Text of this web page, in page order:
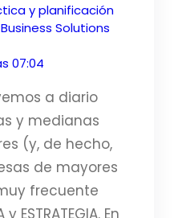
y planificación
Solutions
07:04
a diario
y medianas
(y, de hecho,
de mayores
frecuente
ESTRATEGIA. En